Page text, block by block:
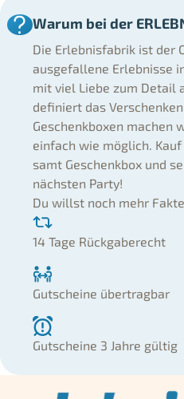
Warum bei der
Die Erlebnisfabrik ist der
ausgefallene Erlebnisse
mit viel Liebe zum Detail
definiert das
Geschenkboxen machen
einfach wie möglich.
samt Geschenkbox und
nächsten Party!
Du willst noch mehr
14 Tage Rückgaberecht
Gutscheine übertragbar
Gutscheine 3 Jahre gültig